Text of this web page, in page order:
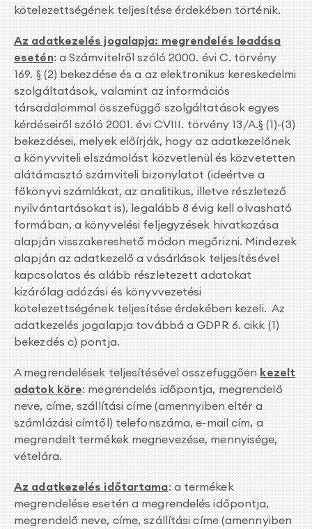
kötelezettségének teljesítése érdekében történik.
Az adatkezelés jogalapja: megrendelés leadása
esetén: a Számvitelről szóló 2000. évi C. törvény
169. § (2) bekezdése és a az elektronikus kereskedelmi
szolgáltatások, valamint az információs
társadalommal összefüggő szolgáltatások egyes
kérdéseiről szóló 2001. évi CVIII. törvény 13/A.§ (1)-(3)
bekezdései, melyek előírják, hogy az adatkezelőnek
a könyvviteli elszámolást közvetlenül és közvetetten
alátámasztó számviteli bizonylatot (ideértve a
főkönyvi számlákat, az analitikus, illetve részletező
nyilvántartásokat is), legalább 8 évig kell olvasható
formában, a könyvelési feljegyzések hivatkozása
alapján visszakereshető módon megőrizni. Mindezek
alapján az adatkezelő a vásárlások teljesítésével
kapcsolatos és alább részletezett adatokat
kizárólag adózási és könyvvezetési
kötelezettségének teljesítése érdekében kezeli. Az
adatkezelés jogalapja továbbá a GDPR 6. cikk (1)
bekezdés c) pontja.
A megrendelések teljesítésével összefüggőenkezelt
adatok köre: megrendelés időpontja, megrendelő
neve, címe, szállítási címe (amennyiben eltér a
számlázási címtől) telefonszáma, e-mail cím, a
megrendelt termékek megnevezése, mennyisége,
vételára.
Az adatkezelés időtartama: a termékek
megrendelése esetén a megrendelés időpontja,
megrendelő neve, címe, szállítási címe (amennyiben